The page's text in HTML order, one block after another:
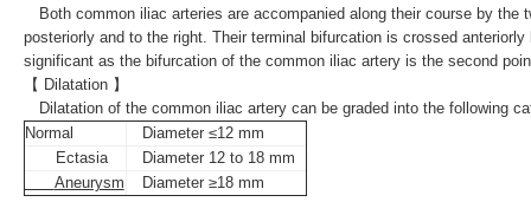
Both common iliac arteries are accompanied along their course by the
posteriorly and to the right. Their terminal bifurcation is crossed
significantas the bifurcation of the common iliac artery is the second
【 Dilatation 】
Dilatationof the common iliac artery can be graded into the following
Normal
Diameter ≤12 mm
Ectasia
Diameter 12 to 18 mm
Aneurysm
Diameter ≥18 mm